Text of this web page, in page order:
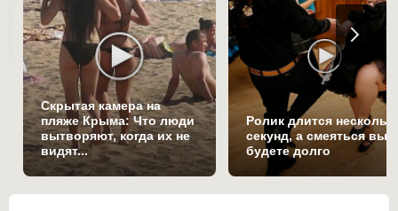
Скрытая камера на
пляже Крыма: Что люди
вытворяют, когда их не
видят...
Ролик длится
секунд, а смеяться вы
будете долго